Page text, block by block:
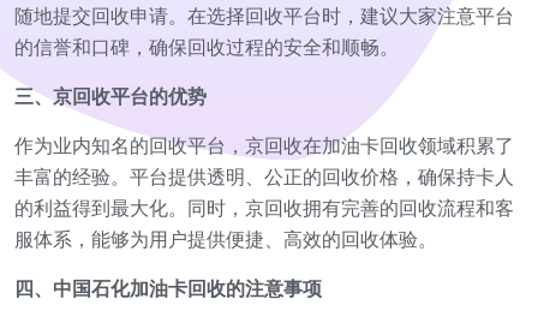
随地提交回收申请。在选择回收平台时，建议大家注意平台
的信誉和口碑，确保回收过程的安全和顺畅。
三、京回收平台的优势
作为业内知名的回收平台，京回收在加油卡回收领域积累了
丰富的经验。平台提供透明、公正的回收价格，确保持卡人
的利益得到最大化。同时，京回收拥有完善的回收流程和客
服体系，能够为用户提供便捷、高效的回收体验。
四、中国石化加油卡回收的注意事项